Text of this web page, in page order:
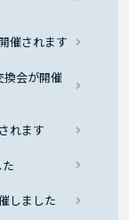
催されます
換会が開催
れます
しました